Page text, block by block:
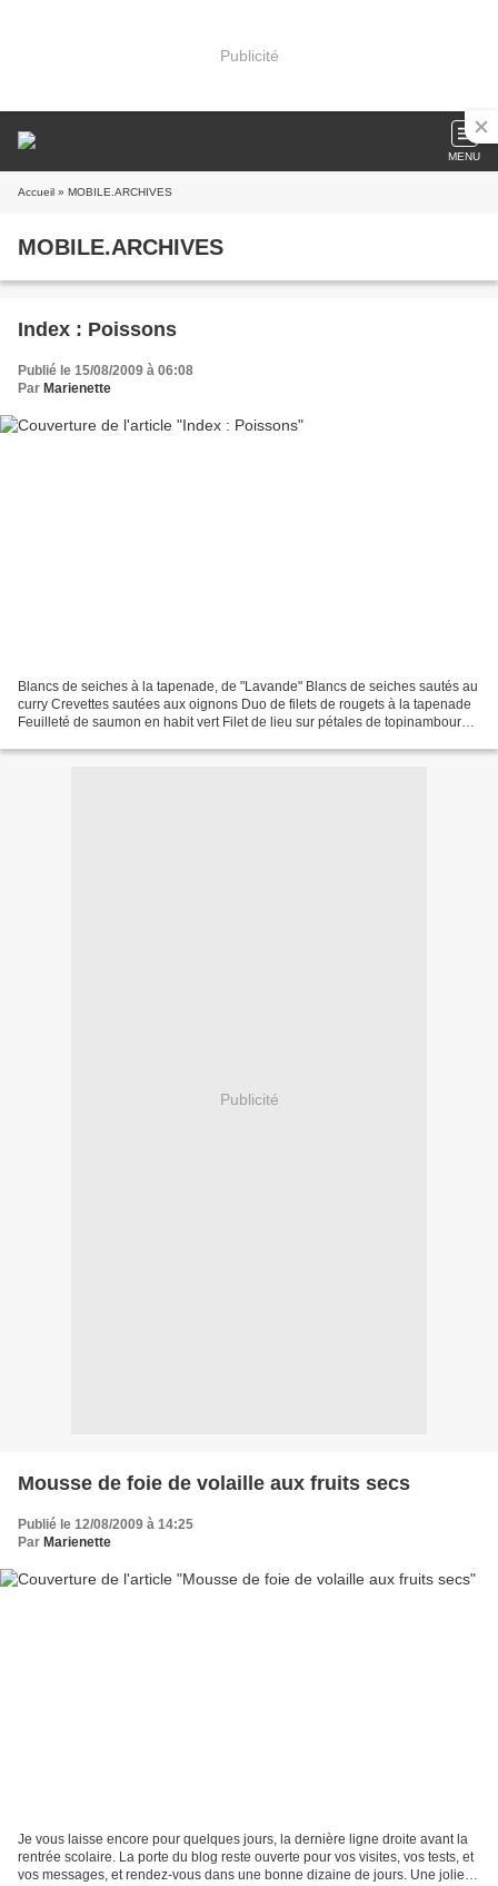
Publicité
MENU
Accueil » MOBILE.ARCHIVES
MOBILE.ARCHIVES
Index : Poissons
Publié le 15/08/2009 à 06:08
Par Marienette
Blancs de seiches à la tapenade, de "Lavande" Blancs de seiches sautés au
curry Crevettes sautées aux oignons Duo de filets de rougets à la tapenade
Feuilleté de saumon en habit vert Filet de lieu sur pétales de topinambours,
Publicité
Mousse de foie de volaille aux fruits secs
Publié le 12/08/2009 à 14:25
Par Marienette
Je vous laisse encore pour quelques jours, la dernière ligne droite avant la
rentrée scolaire. La porte du blog reste ouverte pour vos visites, vos tests, et
vos messages, et rendez-vous dans une bonne dizaine de jours. Une jolie